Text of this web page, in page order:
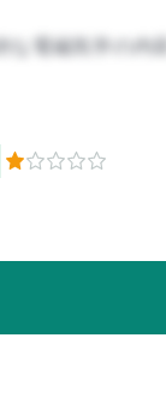
な電磁気学の内容
1